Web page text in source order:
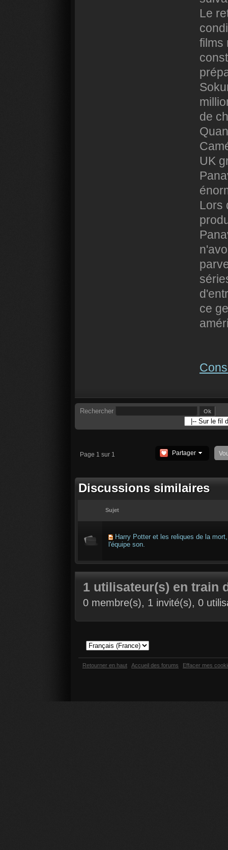
Le
films
de
UK
Lors
ce
Rechercher
Page 1 sur 1 Partager
Discussions similaires
Sujet
Harry Potter et les reliques de la mort,
l'équipe son.
1 utilisateur(s) en train
0 membre(s), 1 invité(s), 0
Retourner en haut Accueil des forums Effacer mes